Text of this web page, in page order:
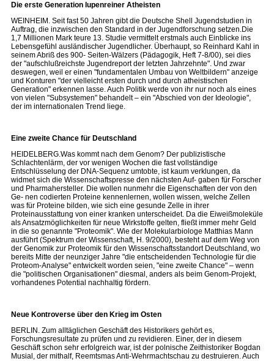
Die erste Generation lupenreiner Atheisten
WEINHEIM. Seit fast 50 Jahren gibt die Deutsche Shell Jugendstudien in
Auftrag, die inzwischen den Standard in der Jugendforschung setzen.Die
1,7 Millionen Mark teure 13. Studie vermittelt erstmals auch Einblicke ins
Lebensgefühl ausländischer Jugendlicher. Überhaupt, so Reinhard Kahl in
seinem Abriß des 900- Seiten-Wälzers (Pädagogik, Heft 7-8/00), sei dies
der "aufschlußreichste Jugendreport der letzten Jahrzehnte". Und zwar
deswegen, weil er einen "fundamentalen Umbau von Weltbildern" anzeige
und Konturen "der vielleicht ersten durch und durch atheistischen
Generation" erkennen lasse. Auch Politik werde von ihr nur noch als eines
von vielen "Subsystemen" behandelt – ein "Abschied von der Ideologie",
der im internationalen Trend liege.
Eine zweite Chance für Deutschland
HEIDELBERG.Was kommt nach dem Genom? Der publizistische
Schlachtenlärm, der vor wenigen Wochen die fast vollständige
Entschlüsselung der DNA-Sequenz umtobte, ist kaum verklungen, da
widmet sich die Wissenschaftspresse den nächsten Auf- gaben für Forscher
und Pharmahersteller. Die wollen nunmehr die Eigenschaften der von den
Ge- nen codierten Proteine kennenlernen, wollen wissen, welche Zellen
was für Proteine bilden, wie sich eine gesunde Zelle in ihrer
Proteinausstattung von einer kranken unterscheidet. Da die Eiweißmoleküle
als Ansatzmöglichkeiten für neue Wirkstoffe gelten, fließt immer mehr Geld
in die so genannte "Proteomik". Wie der Molekularbiologe Matthias Mann
ausführt (Spektrum der Wissenschaft, H. 9/2000), besteht auf dem Weg von
der Genomik zur Proteomik für den Wissenschaftsstandort Deutschland, wo
bereits Mitte der neunziger Jahre "die entscheidenden Technologie für die
Proteom-Analyse" entwickelt worden seien, "eine zweite Chance" – wenn
die "politischen Organisationen" diesmal, anders als beim Genom-Projekt,
vorhandenes Potential nachhaltig fördern.
Neue Kontroverse über den Krieg im Osten
BERLIN. Zum alltäglichen Geschäft des Historikers gehört es,
Forschungsresultate zu prüfen und zu revidieren. Einer, der in diesem
Geschäft schon sehr erfolgreich war, ist der polnische Zeithistoriker Bogdan
Musial, der mithalf, Reemtsmas Anti-Wehrmachtschau zu destruieren. Auch